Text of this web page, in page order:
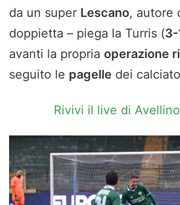
da un super Lescano, autore
doppietta – piega la Turris (3-
avanti la propria operazione
seguito le pagelle dei
Rivivi il live di